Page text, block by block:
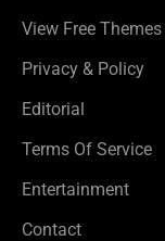
View Free Themes
Privacy & Policy
Editorial
Terms Of Service
Entertainment
Contact